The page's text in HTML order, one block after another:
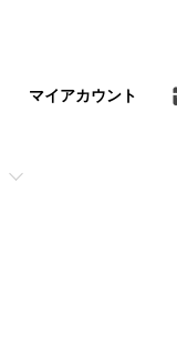
マイアカウント